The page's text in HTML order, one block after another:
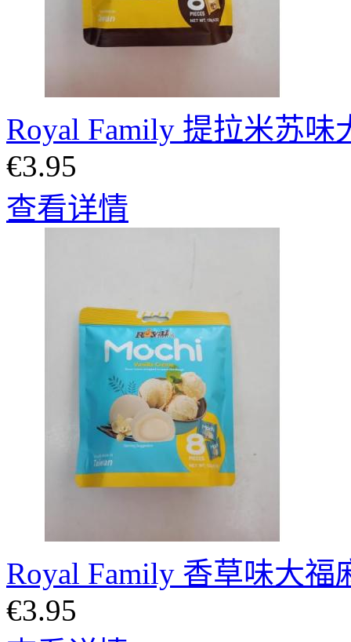
Royal Family 提拉米苏味
€3.95
查看详情
Royal Family 香草味大福
€3.95